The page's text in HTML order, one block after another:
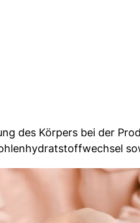
des Körpers bei der